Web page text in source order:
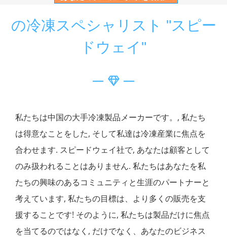
の冷凍スペシャリスト "スピー
ドウェイ"
私たちは中国の大手冷凍製品メーカーです。, 私たち
は得意なことをした, そして私達は冷凍産業に焦点を
合わせます. スピードウェイ社で, あなたは顧客として
のみ扱われることはありません. 私たちはあなたを私
たちの興味のあるコミュニティと生涯のパートナーと
考え​​ています, 私たちの目標は、より多くの販売を支
援することです! そのように, 私たちは製品だけに焦点
を当てるのではなく, だけでなく、あなたのビジネス